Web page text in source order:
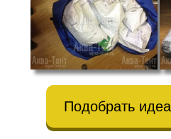
Подобрать